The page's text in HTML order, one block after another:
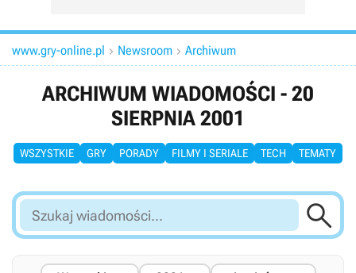
www.gry-online.pl  Newsroom  Archiwum
ARCHIWUM WIADOMOŚCI - 20
SIERPNIA 2001
WSZYSTKIE GRY PORADY FILMY I SERIALE TECH TEMATY
Szukaj
wiadomości...
